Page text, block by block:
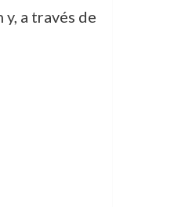
a través de